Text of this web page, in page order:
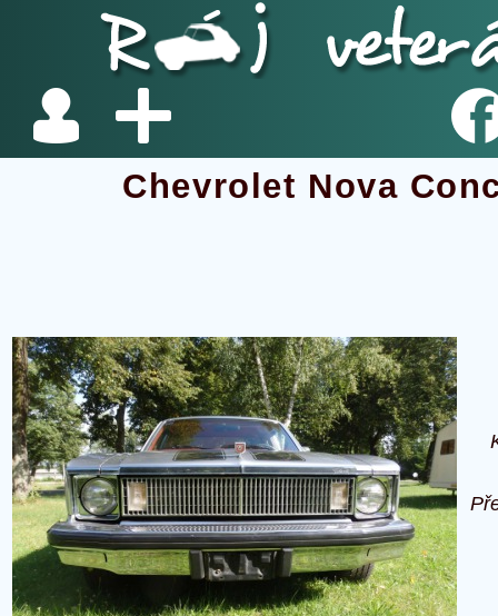
Chevrolet Nova